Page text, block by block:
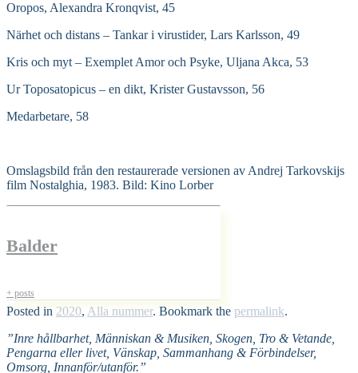
Oropos, Alexandra Kronqvist, 45
Närhet och distans – Tankar i virustider, Lars Karlsson, 49
Kris och myt – Exemplet Amor och Psyke, Uljana Akca, 53
Ur Toposatopicus – en dikt, Krister Gustavsson, 56
Medarbetare, 58
Omslagsbild från den restaurerade versionen av Andrej Tarkovskijs
film Nostalghia, 1983. Bild: Kino Lorber
Balder
+ posts
Posted in 2020, Alla nummer. Bookmark the permalink.
”Inre hållbarhet, Människan & Musiken, Skogen, Tro & Vetande,
Pengarna eller livet, Vänskap, Sammanhang & Förbindelser,
Omsorg, Innanför/utanför.”